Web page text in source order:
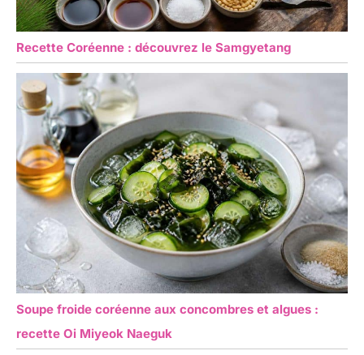
Recette Coréenne : découvrez le Samgyetang
Soupe froide coréenne aux concombres et algues :
recette Oi Miyeok Naeguk